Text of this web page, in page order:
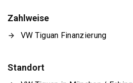
Zahlweise
VW Tiguan Finanzierung
Standort